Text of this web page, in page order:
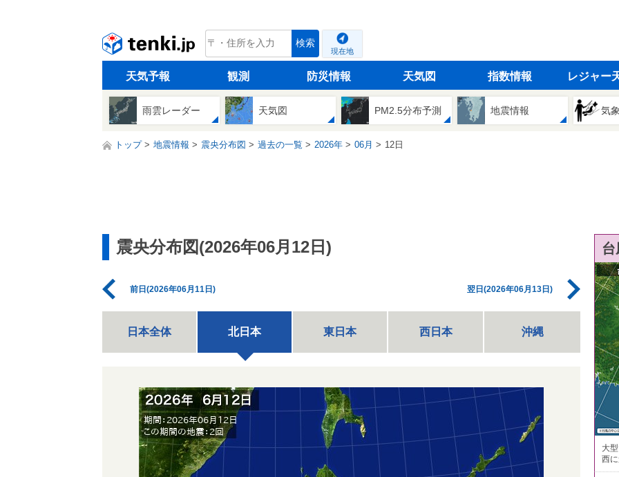
tenki.jp 検索
現在地
天気予報 観測 防災情報 天気図 指数情報 レジャー
雨雲レーダー 天気図 PM2.5分布予測 地震情報 気
トップ 地震情報 震央分布図 過去の一覧 2026年 06月 12日
震央分布図(2026年06月12日)
前日(2026年06月11日) 翌日(2026年06月13日)
日本全体 北日本 東日本 西日本 沖縄
大
西